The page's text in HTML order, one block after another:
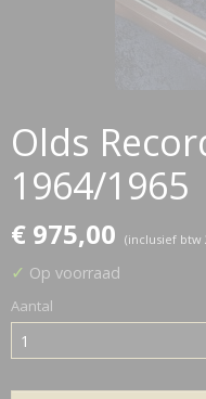
Olds
1964/1965
€ 975,00 (inclusief btw
✓ Op voorraad
Aantal